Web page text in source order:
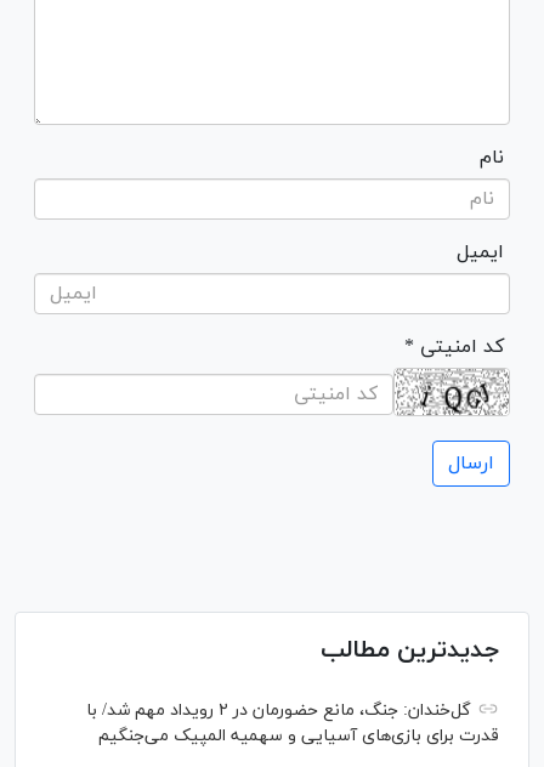
نام
ایمیل
* کد امنیتی
جدیدترین مطالب
گل‌خندان: جنگ، مانع حضورمان در ۲ رویداد مهم شد/ با
قدرت برای بازی‌های آسیایی و سهمیه المپیک می‌جنگیم